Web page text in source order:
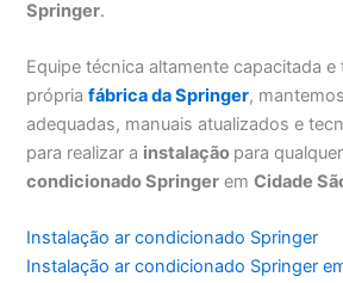
Springer.
Equipe técnica altamente capacitada e
própriafábrica da Springer,
adequadas, manuais atualizados e
para realizar a instalação para
condicionado Springer emCidade
Instalação ar condicionado Springer
Instalação ar condicionado Springer